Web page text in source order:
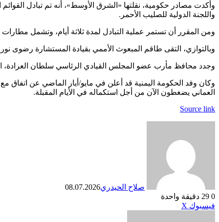
وأكدت مصادر حكومية، نقلتها «الشرق الأوسط»، أنه تم تبادل
واللجنة الدولية للصليب الأحمر.
ومن المقرر أن تستمر عملية التبادل لمدة ثلاثة أيام، وتشمل
وبالتوازي، التقى طاقم المبعوث الأممي بقيادة المستشارة رضوى
وجدد محافظ مأرب عضو المجلس القيادي الرئاسي سلطان العرادة،
العماني يضغطون الآن من أجل استكماله في الأيام المقبلة.
Source link
صلاح الحيدري08.07.2026
0
دقيقة واحدة
فيسبوك X